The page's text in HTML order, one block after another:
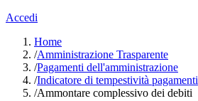
Accedi
Home
/Amministrazione Trasparente
/Pagamenti dell'amministrazione
/Indicatore di tempestività pagamenti
/Ammontare complessivo dei debiti